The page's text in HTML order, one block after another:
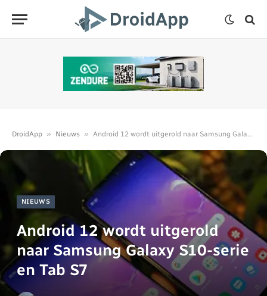
DroidApp » Nieuws » Android 12 wordt uitgerold naar Samsung Galaxy S10-serie en Tab S7
NIEUWS
Android 12 wordt uitgerold
naar Samsung Galaxy S10-serie
en Tab S7